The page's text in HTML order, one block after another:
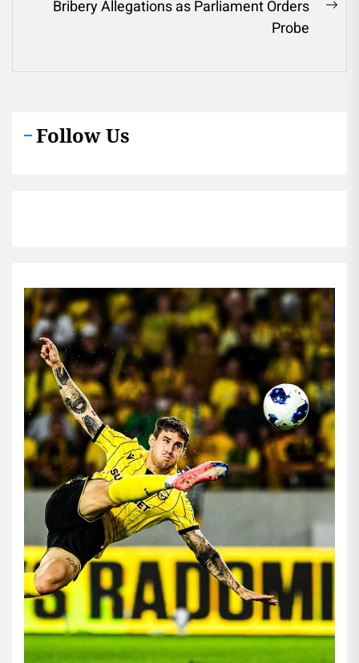
Bribery Allegations as Parliament Orders
Probe
Follow Us